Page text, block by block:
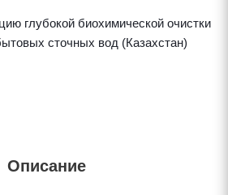
глубокой биохимической очистки
сточных вод (Казахстан)
Описание